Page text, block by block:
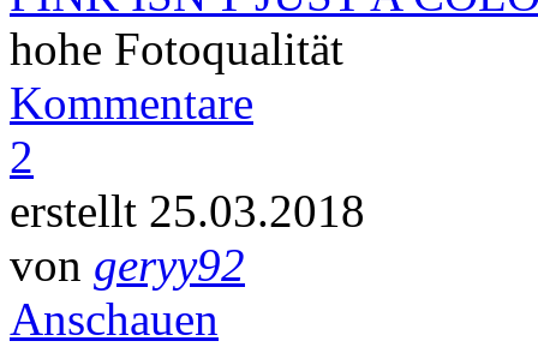
hohe Fotoqualität
Kommentare
2
erstellt 25.03.2018
von geryy92
Anschauen